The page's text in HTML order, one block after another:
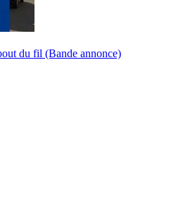
du fil (Bande annonce)